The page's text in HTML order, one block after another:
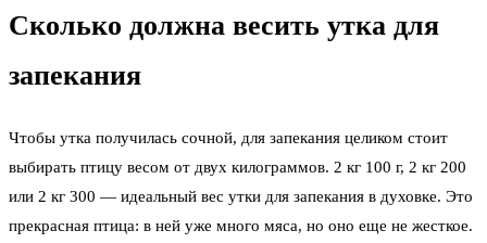
Сколько должна весить утка для
запекания
Чтобы утка получилась сочной, для запекания целиком стоит
выбирать птицу весом от двух килограммов. 2 кг 100 г, 2 кг 200
или 2 кг 300 — идеальный вес утки для запекания в духовке. Это
прекрасная птица: в ней уже много мяса, но оно еще не жесткое.